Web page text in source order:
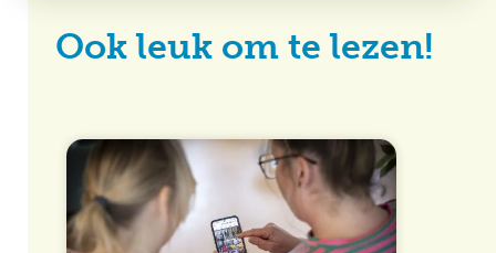
Ook leuk om te lezen!